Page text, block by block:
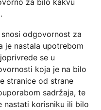
odgovornost za
je nastala upotrebom
se u
koja je na bilo
stranice od strane
sadržaja, te
nastati korisniku ili bilo